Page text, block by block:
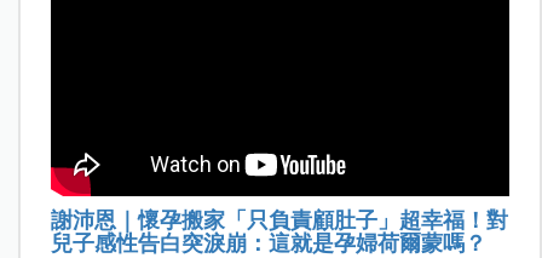
謝沛恩｜懷孕搬家「只負責顧肚子」超幸福！對
兒子感性告白突淚崩：這就是孕婦荷爾蒙嗎？